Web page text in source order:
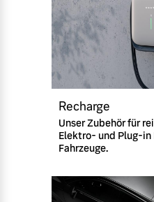
Recharge
Unser Zubehör für
Elektro- und Plug-
Fahrzeuge.